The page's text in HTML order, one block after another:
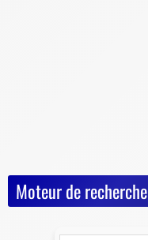
Moteur de recherche